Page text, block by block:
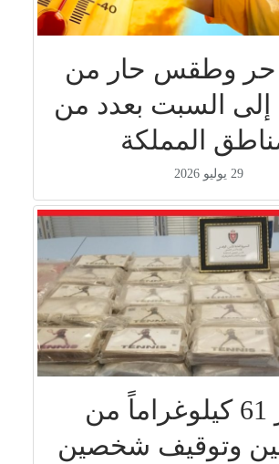
حر وطقس حار من
إلى السبت بعدد من
المملكة
29 يوليو 2026
حجز 61 كيلوغراماً من
وتوقيف شخصين